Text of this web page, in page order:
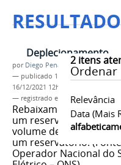
2itens
Ordenar
Relevância
Data (mais
Deplecionamento
por Diego Pena
— publicado 15/12/2021 —última
16/12/2021 12h24
— registrado em:
D
Rebaixamento do nível
um reservatório ou
volume de água
um reservatório.
Operador Nacional do